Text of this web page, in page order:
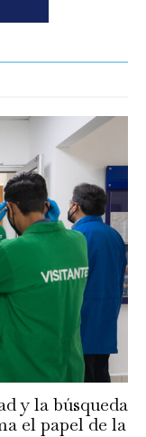
y la búsqueda
el papel de la